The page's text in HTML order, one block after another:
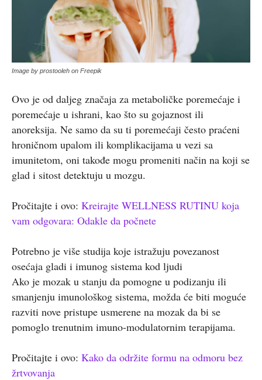
Image by prostooleh on Freepik
Ovo je od daljeg značaja za metaboličke poremećaje i
poremećaje u ishrani, kao što su gojaznost ili
anoreksija. Ne samo da su ti poremećaji često praćeni
hroničnom upalom ili komplikacijama u vezi sa
imunitetom, oni takođe mogu promeniti način na koji se
glad i sitost detektuju u mozgu.
Pročitajte i ovo: Kreirajte WELLNESS RUTINU koja
vam odgovara: Odakle da počnete
Potrebno je više studija koje istražuju povezanost
osećaja gladi i imunog sistema kod ljudi
Ako je mozak u stanju da pomogne u podizanju ili
smanjenju imunološkog sistema, možda će biti moguće
razviti nove pristupe usmerene na mozak da bi se
pomoglo trenutnim imuno-modulatornim terapijama.
Pročitajte i ovo: Kako da održite formu na odmoru bez
žrtvovanja